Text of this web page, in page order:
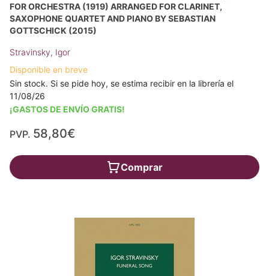
FOR ORCHESTRA (1919) ARRANGED FOR CLARINET,
SAXOPHONE QUARTET AND PIANO BY SEBASTIAN
GOTTSCHICK (2015)
Stravinsky, Igor
Disponible en breve
Sin stock. Si se pide hoy, se estima recibir en la librería el
11/08/26
¡GASTOS DE ENVÍO GRATIS!
PVP. 58,80€
Comprar